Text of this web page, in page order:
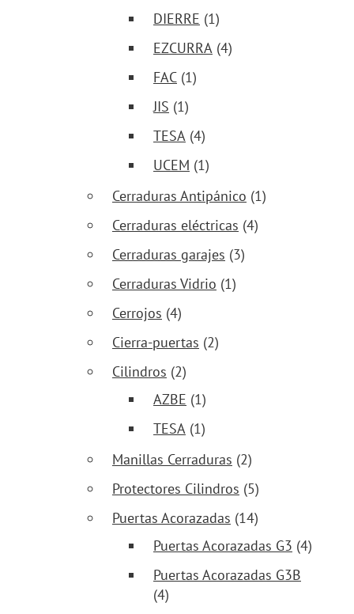
DIERRE (1)
EZCURRA (4)
FAC (1)
JIS (1)
TESA (4)
UCEM (1)
Cerraduras Antipánico (1)
Cerraduras eléctricas (4)
Cerraduras garajes (3)
Cerraduras Vidrio (1)
Cerrojos (4)
Cierra-puertas (2)
Cilindros (2)
AZBE (1)
TESA (1)
Manillas Cerraduras (2)
Protectores Cilindros (5)
Puertas Acorazadas (14)
Puertas Acorazadas G3 (4)
Puertas Acorazadas G3B
(4)